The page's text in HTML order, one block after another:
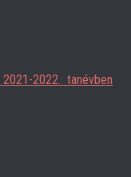
2021-2022. tanévben